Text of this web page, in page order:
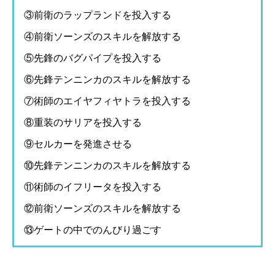
③前衛のラップランドを投入する
④前衛ソーンズのスキルを解放する
⑤先鋒のバグパイプを投入する
⑥先鋒テンニンカのスキルを解放する
⑦術師のエイヤフィヤトラを投入する
⑧重装のサリアを投入する
⑨セルカーを発進させる
⑩先鋒テンニンカのスキルを解放する
⑪術師のイフリータを投入する
⑫前衛ソーンズのスキルを解放する
⑬ゲートの中でのんびり過ごす